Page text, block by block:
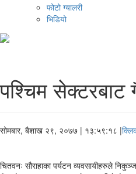
फोटो ग्यालरी
भिडियो
पश्चिम सेक्टरबाट
सोमबार, बैशाख २९, २०७७ | १३:५९:१८ |
चितवनः सौराहाका पर्यटन व्यवसायीहरुले